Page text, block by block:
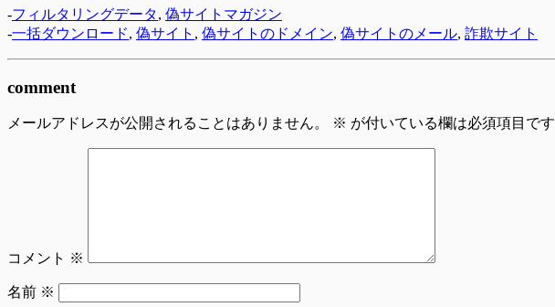
-フィルタリングデータ, 偽サイトマガジン
-一括ダウンロード, 偽サイト , 偽サイトのドメイン, 偽サイトのメール, 詐欺サイト
comment
メールアドレスが公開されることはありません。 ※ が付いている欄は必須項目です
コメント ※
名前 ※